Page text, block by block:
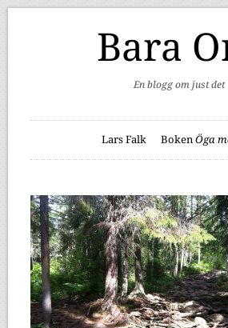
Bara
En blogg om just det
Lars Falk Boken Öga